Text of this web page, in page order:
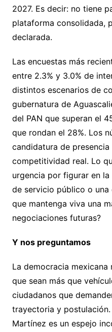
2027. Es decir: no tiene
plataforma consolidada,
declarada.
Las encuestas más
entre 2.3% y 3.0% de
distintos escenarios de
gubernatura de
del PAN que superan el
que rondan el 28%. Los
candidatura de
competitividad real. Lo
urgencia por figurar en
de servicio público o
que mantenga viva una
negociaciones futuras?
Y nos preguntamos
La democracia
que sean más que
ciudadanos que
trayectoria y
Martínez es un espejo